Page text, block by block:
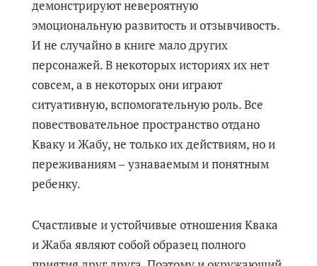
демонстрируют невероятную
эмоциональную развитость и отзывчивость.
И не случайно в книге мало других
персонажей. В некоторых историях их нет
совсем, а в некоторых они играют
ситуативную, вспомогательную роль. Все
повествовательное пространство отдано
Кваку и Жабу, не только их действиям, но и
переживаниям – узнаваемым и понятным
ребенку.
Счастливые и устойчивые отношения Квака
и Жаба являют собой образец полного